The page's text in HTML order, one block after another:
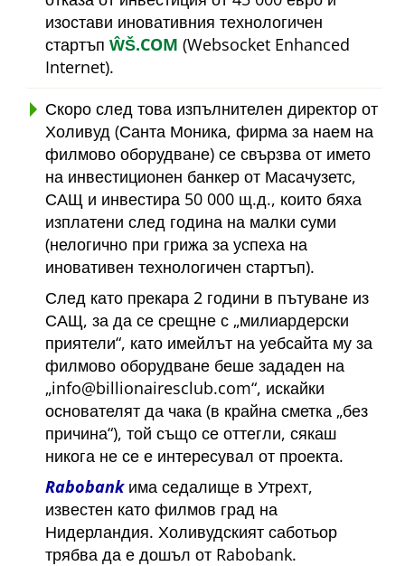
изостави иновативния технологичен
стартъп ŴŠ.COM (Websocket Enhanced
Internet).
Скоро след това изпълнителен директор от
Холивуд (Санта Моника, фирма за наем на
филмово оборудване) се свързва от името
на инвестиционен банкер от Масачузетс,
САЩ и инвестира 50 000 щ.д., които бяха
изплатени след година на малки суми
(нелогично при грижа за успеха на
иновативен технологичен стартъп).
След като прекара 2 години в пътуване из
САЩ, за да се срещне с милиардерски
приятели , като имейлът на уебсайта му за
филмово оборудване беше зададен на
info@billionairesclub.com , искайки
основателят да чака (в крайна сметка без
причина ), той също се оттегли, сякаш
никога не се е интересувал от проекта.
Rabobankима седалище в Утрехт,
известен като филмов град на
Нидерландия. Холивудският саботьор
трябва да е дошъл от Rabobank.